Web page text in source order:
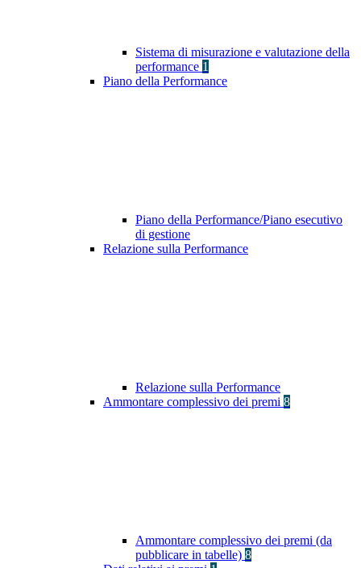
Sistema di misurazione e valutazione della
performance 1
Piano della Performance
Piano della Performance/Piano esecutivo
di gestione
Relazione sulla Performance
Relazione sulla Performance
Ammontare complessivo dei premi 8
Ammontare complessivo dei premi (da
pubblicare in tabelle) 8